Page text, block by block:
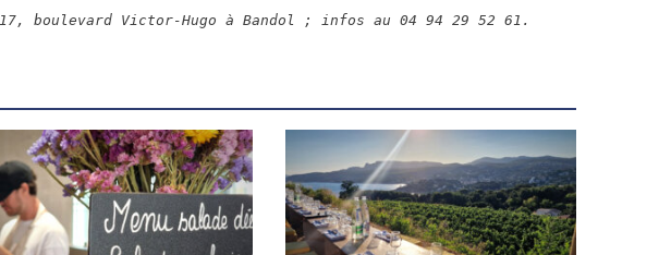
boulevard Victor-Hugo à Bandol ; infos au 04 94 29 52 61.